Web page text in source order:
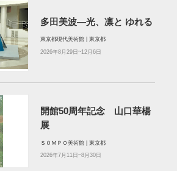
多田美波―光、凛と ゆれる
東京都現代美術館 | 東京都
2026年8月29日~12月6日
開館50周年記念 山口華楊
展
ＳＯＭＰＯ美術館 | 東京都
2026年7月11日~8月30日